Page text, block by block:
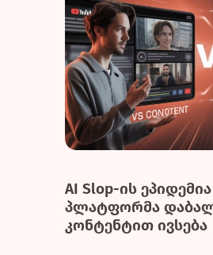
AI Slop-ის
პლატფორმა
კონტენტით ივსება